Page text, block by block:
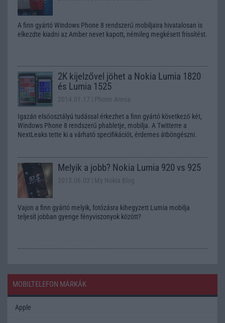
A finn gyártó Windows Phone 8 rendszerű mobiljaira hivatalosan is
elkezdte kiadni az Amber nevet kapott, némileg megkésett frissítést.
2K kijelzővel jöhet a Nokia Lumia 1820
és Lumia 1525
2014.01.17 | Phone Arena
Igazán elsőosztályú tudással érkezhet a finn gyártó következő két,
Windows Phone 8 rendszerű phabletje, mobilja. A Twitterre a
NextLeaks tette ki a várható specifikációt, érdemes átböngészni.
Melyik a jobb? Nokia Lumia 920 vs 925
2013.06.03 | My Nokia Blog
Vajon a finn gyártó melyik, fotózásra kihegyzett Lumia mobilja
teljesít jobban gyenge fényviszonyok között?
MOBILTELEFON MÁRKÁK
Apple